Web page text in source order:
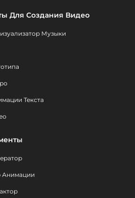
Для Создания Видео
Музыки
Текста
Анимации